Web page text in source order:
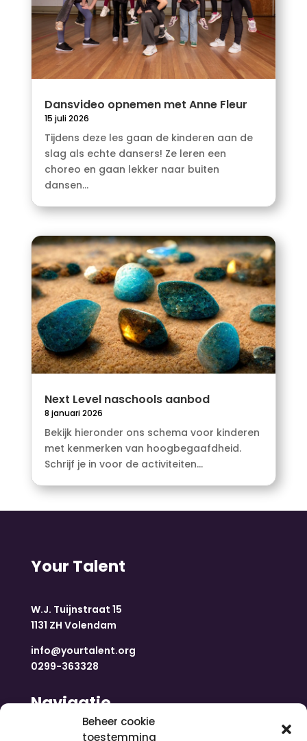
Beheer cookie
toestemming
Dansvideo opnemen met Anne Fleur
15 juli 2026
Tijdens deze les gaan de kinderen aan de
slag als echte dansers! Ze leren een
choreo en gaan lekker naar buiten
dansen...
Next Level naschools aanbod
8 januari 2026
Bekijk hieronder ons schema voor kinderen
met kenmerken van hoogbegaafdheid.
Schrijf je in voor de activiteiten...
Your Talent
W.J. Tuijnstraat 15
1131 ZH Volendam
info@yourtalent.org
0299-363328
Navigatie